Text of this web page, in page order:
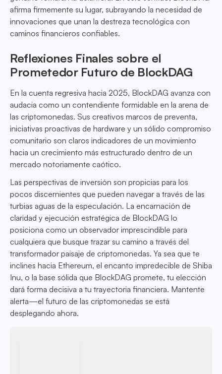
afirma firmemente su lugar, subrayando la necesidad de
innovaciones que unan la destreza tecnológica con
caminos financieros confiables.
Reflexiones Finales sobre el
Prometedor Futuro de BlockDAG
En la cuenta regresiva hacia 2025, BlockDAG avanza con
audacia como un contendiente formidable en la arena de
las criptomonedas. Sus creativos marcos de preventa,
iniciativas proactivas de hardware y un sólido compromiso
comunitario son claros indicadores de un movimiento
hacia un crecimiento más estructurado dentro de un
mercado notoriamente caótico.
Las perspectivas de inversión son propicias para los
pocos discernientes que pueden navegar a través de las
turbias aguas de la especulación. La encarnación de
claridad y ejecución estratégica de BlockDAG lo
posiciona como un observador imprescindible para
cualquiera que busque trazar su camino a través del
transformador paisaje de criptomonedas. Ya sea que te
inclines hacia Ethereum, el encanto impredecible de Shiba
Inu, o la base sólida que BlockDAG promete, tu elección
dará forma decisiva a tu trayectoria financiera. Mantente
alerta—el futuro de las criptomonedas se está
desplegando ahora.